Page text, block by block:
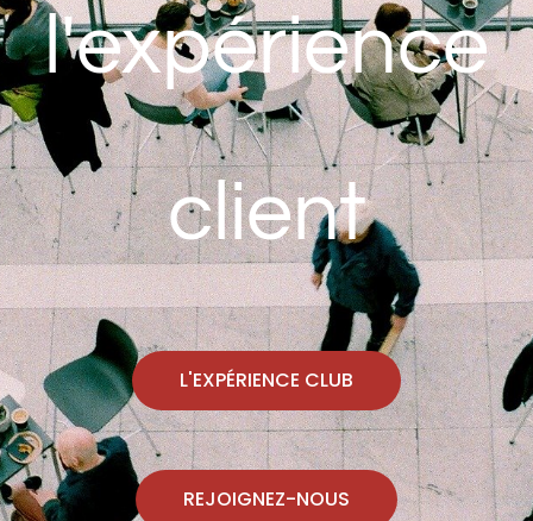
l'expérience
client
L'EXPÉRIENCE CLUB
REJOIGNEZ-NOUS